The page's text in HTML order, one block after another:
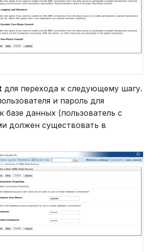
для перехода к следующему шагу.
и пароль для
базе данных (пользователь с
должен существовать в